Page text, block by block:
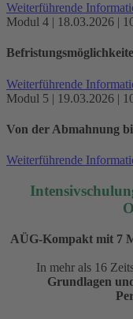
Weiterführende
Modul 4 | 18.03.2026 |
Weiterführende
Modul 5 | 19.03.2026 |
Von der Abmahnung
Weiterführende
AÜG-Kompakt mit 7
In mehr als 16
Grundlagen